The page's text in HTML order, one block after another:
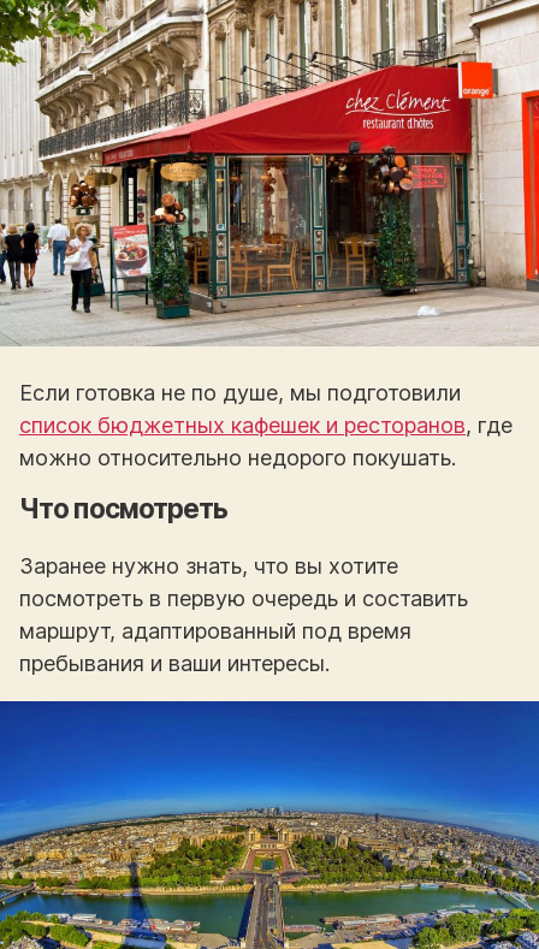
Если готовка не по душе, мы подготовили
список бюджетных кафешек и ресторанов, где
можно относительно недорого покушать.
Что посмотреть
Заранее нужно знать, что вы хотите
посмотреть в первую очередь и составить
маршрут, адаптированный под время
пребывания и ваши интересы.